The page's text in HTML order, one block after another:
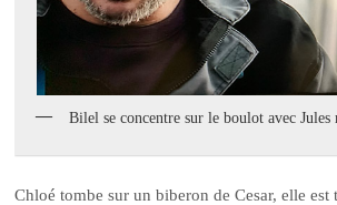
Bilel se concentre sur le boulot avec Jules
Chloé tombe sur un biberon de Cesar, elle est